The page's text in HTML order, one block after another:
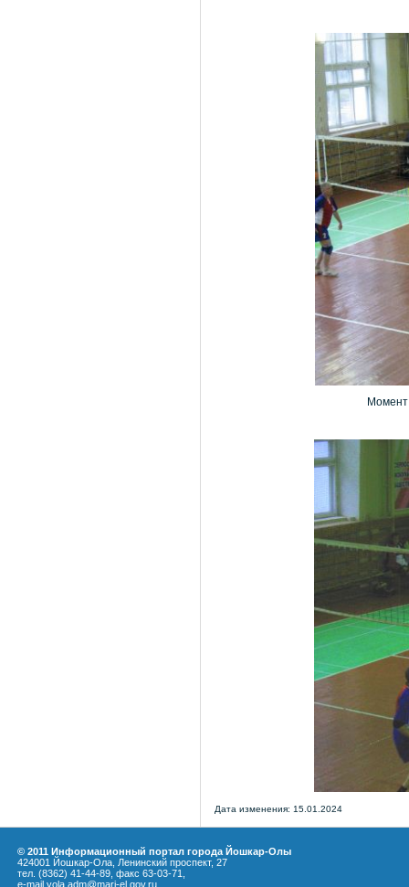
Дата изменения: 15.01.2024
© 2011 Информационный портал города Йошкар-Олы
424001 Йошкар-Ола, Ленинский проспект, 27
тел. (8362) 41-44-89, факс 63-03-71,
e-mail yola.adm@mari-el.gov.ru